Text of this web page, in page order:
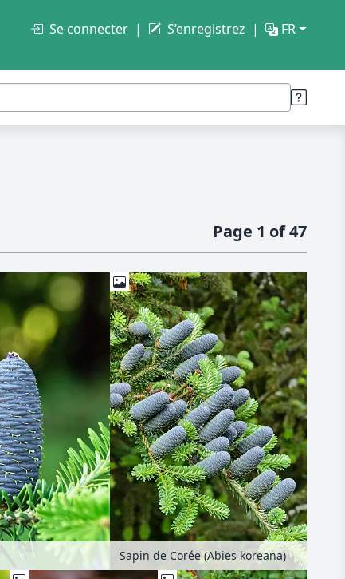
Se connecter S’enregistrez FR
Page 1 of 47
Sapin de Corée (Abies koreana)